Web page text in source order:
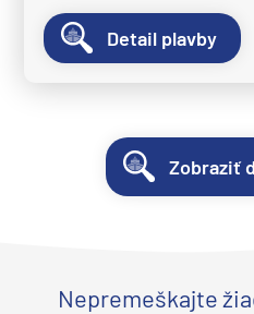
Detail plavby
Zobraziť
Nepremeškajte